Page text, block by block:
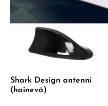
Shark Design antenni
(hainevä)